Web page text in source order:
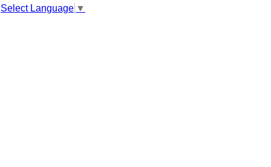
Select Language ▼